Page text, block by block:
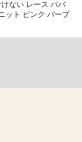
ない レース ババ
ット ピンク パープ